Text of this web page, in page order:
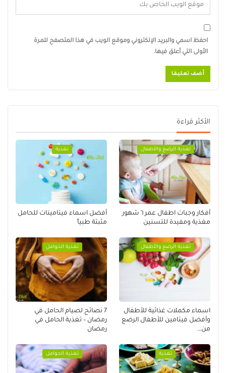
احفظ اسمي والبريد الإلكتروني وموقع الويب في هذا المتصفح للمرة
الأولى التي أعلق فيها.
الأكثر قراءة
تغذية الرضع والأطفال
أفكار وجبات اطفال عمر ٦ شهور
مغذية ومفيدة للتسنين
تغذية
أفضل اسماء فيتامينات للحامل
مثبتة طبياً
تغذية الرضع والأطفال
اسماء مكملات غذائية للأطفال
وأفضل فيتامين للأطفال الرضع
من…
تغذية الحوامل
7 نصائح لصيام الحامل في
رمضان – تغذية الحامل في
رمضان
تغذية تغذية الحوامل